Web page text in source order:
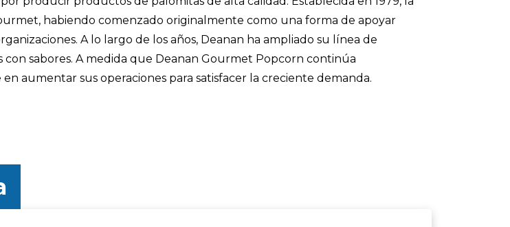
habiendo comenzado originalmente como una forma de apoyar
A lo largo de los años, Deanan ha ampliado su línea de
sabores. A medida que Deanan Gourmet Popcorn continúa
aumentar sus operaciones para satisfacer la creciente demanda.